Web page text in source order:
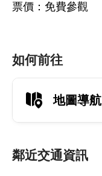
票價：免費參觀
如何前往
地圖導航
鄰近交通資訊